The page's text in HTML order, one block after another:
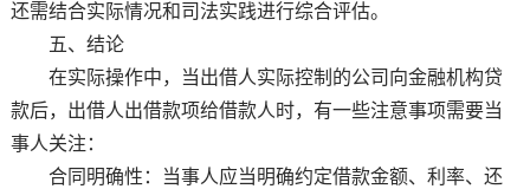
还需结合实际情况和司法实践进行综合评估。
五、结论
在实际操作中，当出借人实际控制的公司向金融机构贷
款后，出借人出借款项给借款人时，有一些注意事项需要当
事人关注：
合同明确性：当事人应当明确约定借款金额、利率、还